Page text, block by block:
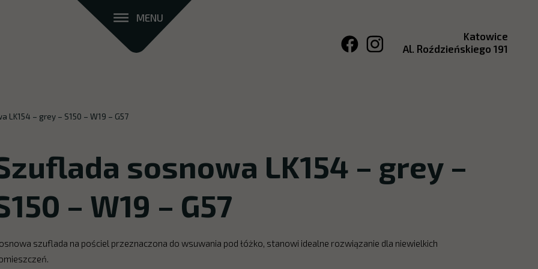
MENU
Katowice
Al. Roździeńskiego 191
LK154 – grey – S150 – W19 – G57
sosnowa LK154 – grey –
– W19 – G57
szuflada na pościel przeznaczona do wsuwania pod łóżko, stanowi idealne rozwiązanie dla niewielkich